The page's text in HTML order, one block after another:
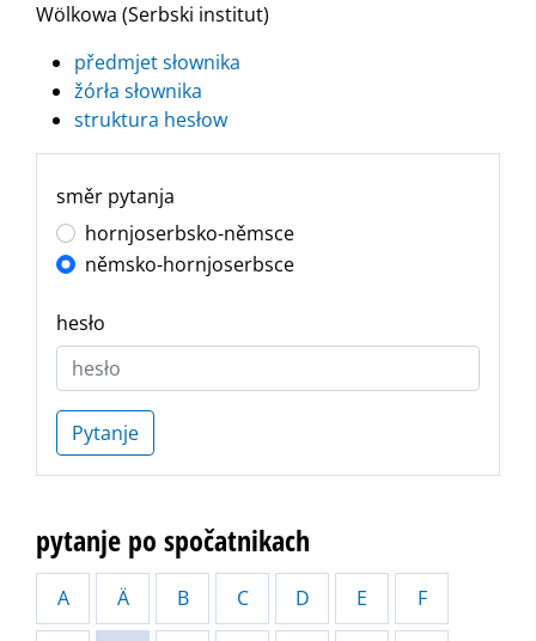
Wölkowa (Serbski institut)
předmjet słownika
žórła słownika
struktura hesłow
směr pytanja
hornjoserbsko-němsce
němsko-hornjoserbsce
hesło
Pytanje
pytanje po spočatnikach
A Ä B C D E F